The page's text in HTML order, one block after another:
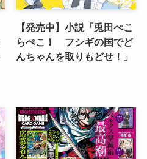
【発売中】小説「兎田ぺこ
らぺこ！ フシギの国でど
んちゃんを取りもどせ！」